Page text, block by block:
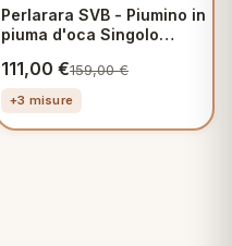
Perlarara SVB - Piumino in
piuma d'oca Singolo
111,00 €159,00€
+3 misure